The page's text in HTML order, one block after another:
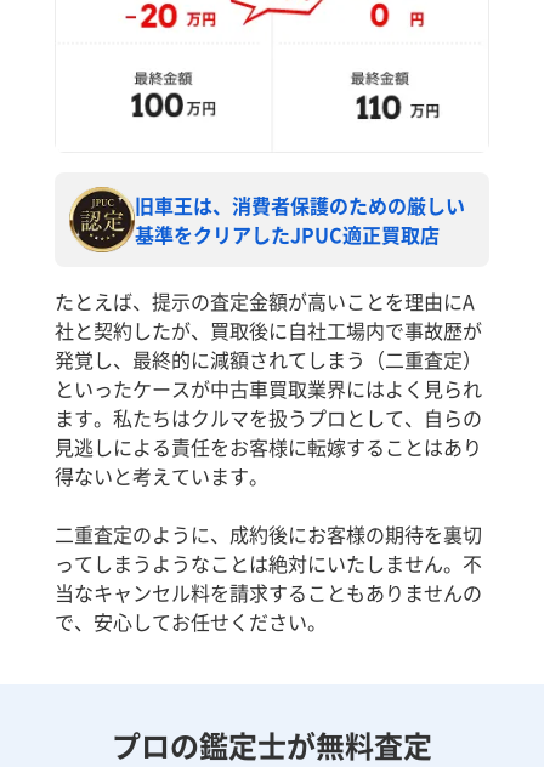
旧車王は、消費者保護のための厳しい
基準をクリアしたJPUC適正買取店
たとえば、提示の査定金額が高いことを理由にA
社と契約したが、買取後に自社工場内で事故歴が
発覚し、最終的に減額されてしまう（二重査定）
といったケースが中古車買取業界にはよく見られ
ます。私たちはクルマを扱うプロとして、自らの
見逃しによる責任をお客様に転嫁することはあり
得ないと考えています。
二重査定のように、成約後にお客様の期待を裏切
ってしまうようなことは絶対にいたしません。不
当なキャンセル料を請求することもありませんの
で、安心してお任せください。
プロの鑑定士が無料査定